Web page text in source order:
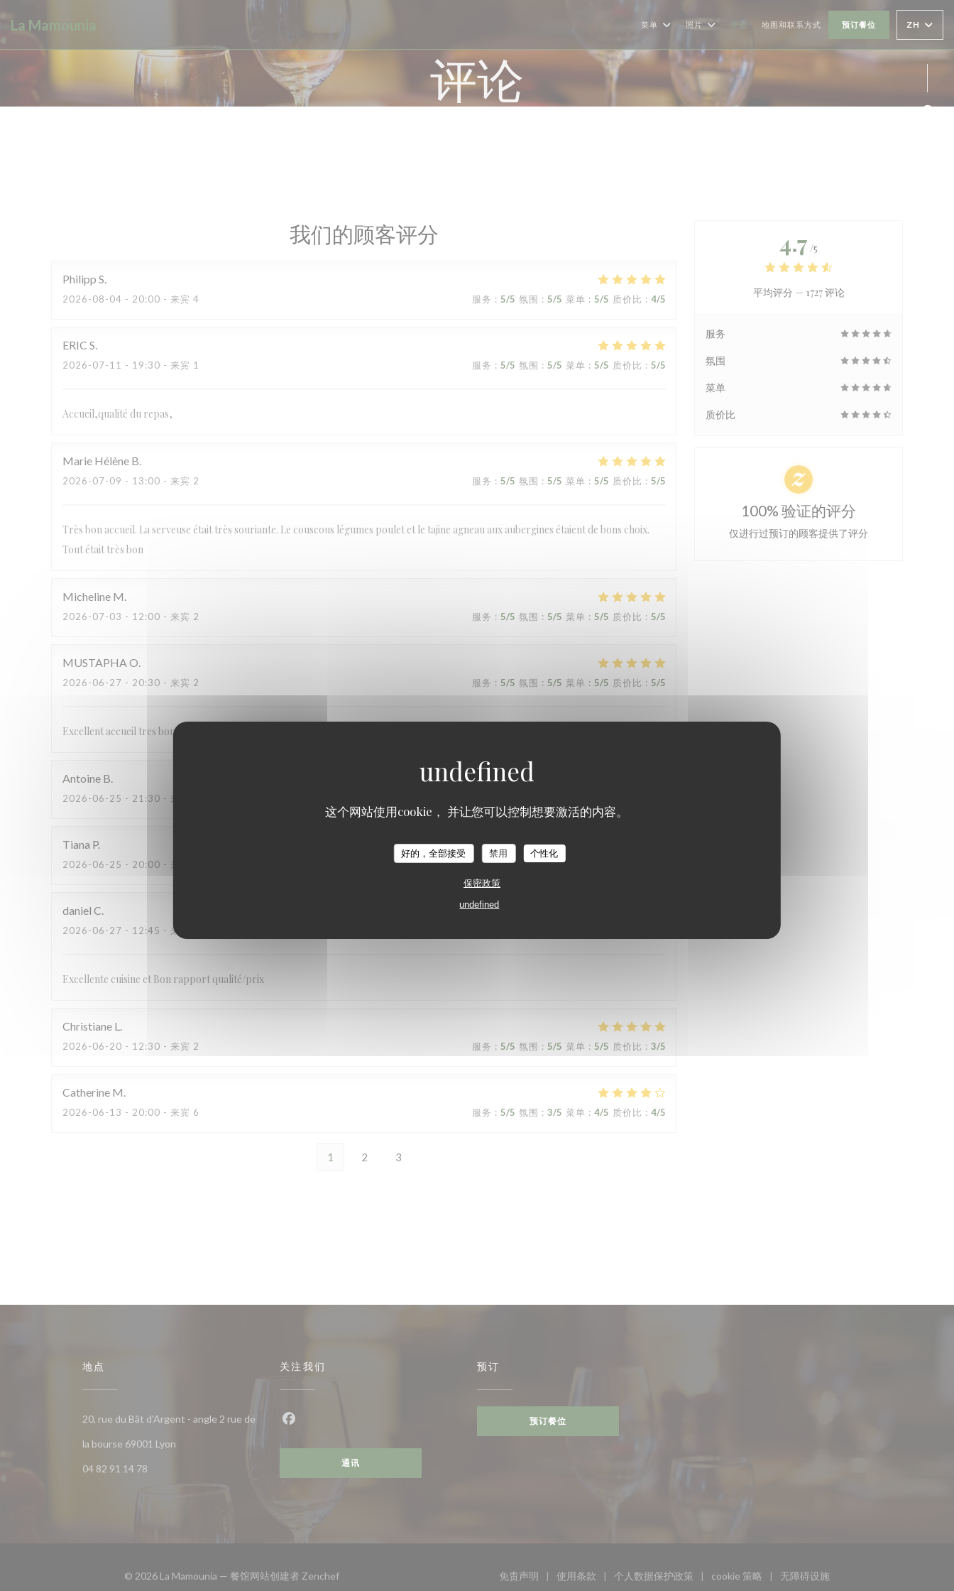
这个网站使用cookie， 并让您可以控制想要激活的内容。
好的，全部接受 禁用 个性化
保密政策
undefined
La Mamounia 菜单 照片 评论 地图和联系方式 预订餐位 ZH
评论
我们的顾客评分
Philipp S
2026-08-04 - 20:00 - 来宾 4 服务 : 5/5 氛围 : 5/5 菜单 : 5/5 质价比 : 4/5
ERIC S
2026-07-11 - 19:30 - 来宾 1 服务 : 5/5 氛围 : 5/5 菜单 : 5/5 质价比 : 5/5
Accueil,qualité du repas,
Marie Hélène B
2026-07-09 - 13:00 - 来宾 2 服务 : 5/5 氛围 : 5/5 菜单 : 5/5 质价比 : 5/5
Très bon accueil. La serveuse était très souriante. Le couscous légumes poulet et le tajine agneau aux aubergines étaient de bons choix.
Tout était très bon
Micheline M
2026-07-03 - 12:00 - 来宾 2 服务 : 5/5 氛围 : 5/5 菜单 : 5/5 质价比 : 5/5
MUSTAPHA O
2026-06-27 - 20:30 - 来宾 2 服务 : 5/5 氛围 : 5/5 菜单 : 5/5 质价比 : 5/5
Excellent accueil tres bonne cuisine personnel très accueillant et aux petits soins
Antoine B
2026-06-25 - 21:30 - 来宾 2
Tiana P
2026-06-25 - 20:00 - 来宾 3 服务: 5/5 氛围: 5/5
daniel C
2026-06-27 - 12:45 - 来宾 2
Excellente cuisine et Bon rapport qualité/prix
Christiane L
2026-06-20 - 12:30 - 来宾 2 服务 : 5/5 氛围 : 5/5 菜单 : 5/5 质价比 : 3/5
Catherine M
2026-06-13 - 20:00 - 来宾 6 服务 : 5/5 氛围 : 3/5 菜单 : 4/5 质价比 : 4/5
1 2 3
4.7 /5
平均评分 — 1727 评论
服务
氛围
菜单
质价比
100% 验证的评分
仅进行过预订的顾客提供了评分
地点
20, rue du Bât d'Argent - angle 2 rue de
la bourse 69001 Lyon((在新窗口中打开))
04 82 91 14 78
关注我们
通讯
预订
预订餐位
© 2026 La Mamounia — 餐馆网站创建者 Zenchef((在新窗口中打开)) 免责声明
((在新窗口中打开))
使用条款
((在新窗口中打开))
个人数据保护政策
((在新窗口中打开))
cookie 策略
((在新窗口中打开))
无障碍设施
((在新窗口中打开))